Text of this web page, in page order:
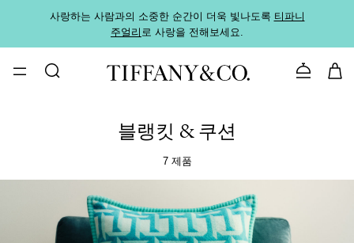
사랑하는 사람과의 소중한 순간이 더욱 빛나도록 티파니
주얼리로 사랑을 전해보세요.
문의하기
블랭킷 & 쿠션
7 제품